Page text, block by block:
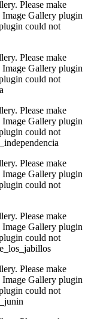
Please make
Image Gallery plugin
could not
Please make
Image Gallery plugin
could not
Please make
Image Gallery plugin
could not
Please make
Image Gallery plugin
could not
Please make
Image Gallery plugin
could not
Please make
Image Gallery plugin
could not